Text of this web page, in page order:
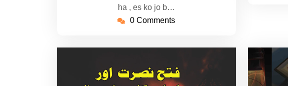
ha , es ko jo b…
0 Comments